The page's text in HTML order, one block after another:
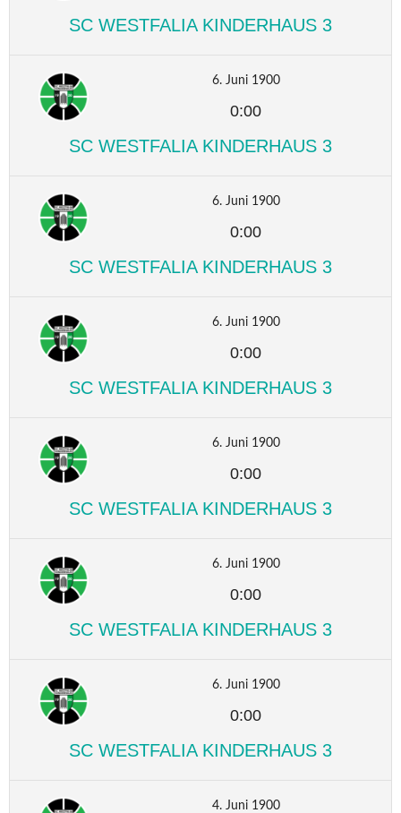
SC WESTFALIA KINDERHAUS 3
6. Juni 1900
0:00
SC WESTFALIA KINDERHAUS 3
6. Juni 1900
0:00
SC WESTFALIA KINDERHAUS 3
6. Juni 1900
0:00
SC WESTFALIA KINDERHAUS 3
6. Juni 1900
0:00
SC WESTFALIA KINDERHAUS 3
6. Juni 1900
0:00
SC WESTFALIA KINDERHAUS 3
6. Juni 1900
0:00
SC WESTFALIA KINDERHAUS 3
4. Juni 1900